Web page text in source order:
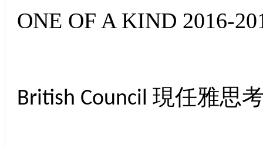
ONE OF A KIND 2016-
British Council 現任雅思